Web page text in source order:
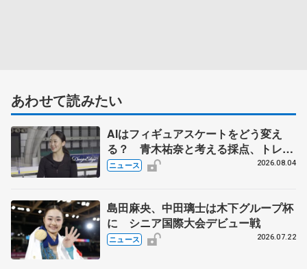
あわせて読みたい
AIはフィギュアスケートをどう変え
る？ 青木祐奈と考える採点、トレー
ニングの未来
ニュース 2026.08.04
島田麻央、中田璃士は木下グループ杯
に シニア国際大会デビュー戦
ニュース 2026.07.22